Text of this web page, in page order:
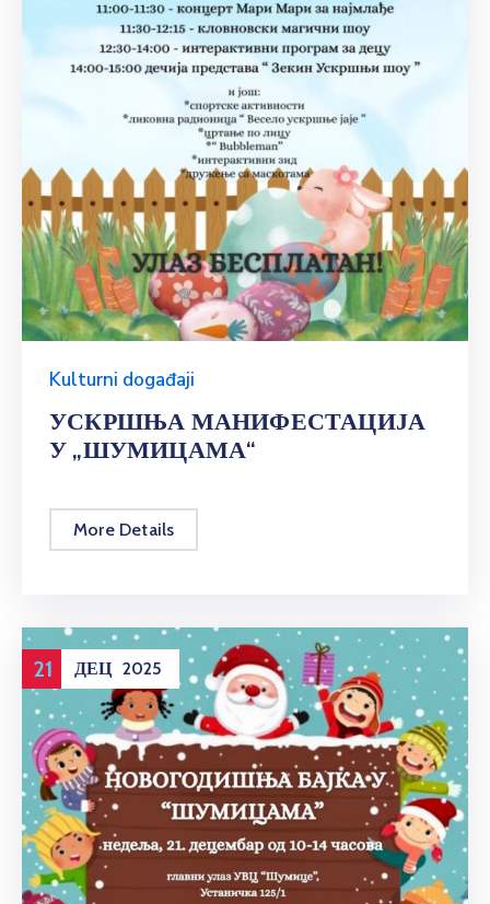
Kulturni događaji
УСКРШЊА МАНИФЕСТАЦИЈА
У „ШУМИЦАМА“
More Details
21 ДЕЦ 2025